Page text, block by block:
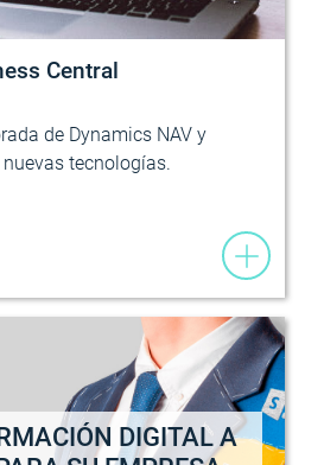
Central
de Dynamics NAV y
tecnologías.
DIGITAL A